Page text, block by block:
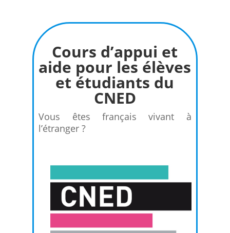
Cours d’appui et
aide pour les élèves
et étudiants du
CNED
Vous êtes français vivant à
l’étranger ?